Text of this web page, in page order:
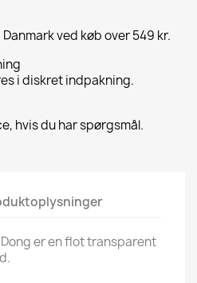
ved køb over 549 kr.
i diskret indpakning.
hvis du har spørgsmål.
er en flot transparent